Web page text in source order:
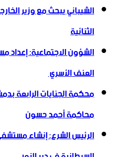
الشيباني يبحث مع وزير
الثنائية
الشؤون الاجتماعية:
العنف الأسري ‏
محكمة الجنايات الرابعة
محاكمة أحمد حسون
الرئيس الشرع: إنشاء